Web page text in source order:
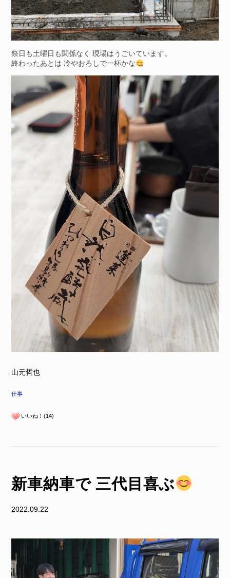
祭日も土曜日も関係なく 現場はうごいています。
終わったあとは 冷やおろしで一杯かな
山元哲也
仕事
いいね！(14)
新車納車で 三代目喜ぶ
2022.09.22